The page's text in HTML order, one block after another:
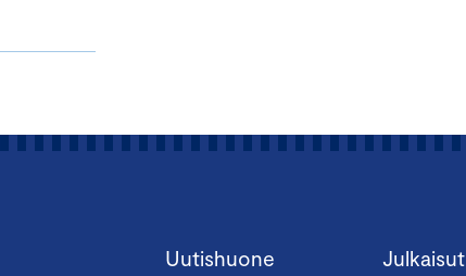
Uutishuone Julkaisut